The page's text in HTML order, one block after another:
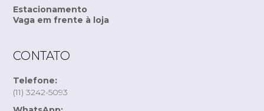
Estacionamento
Vaga em frente à loja
CONTATO
Telefone:
(11) 3242-5093